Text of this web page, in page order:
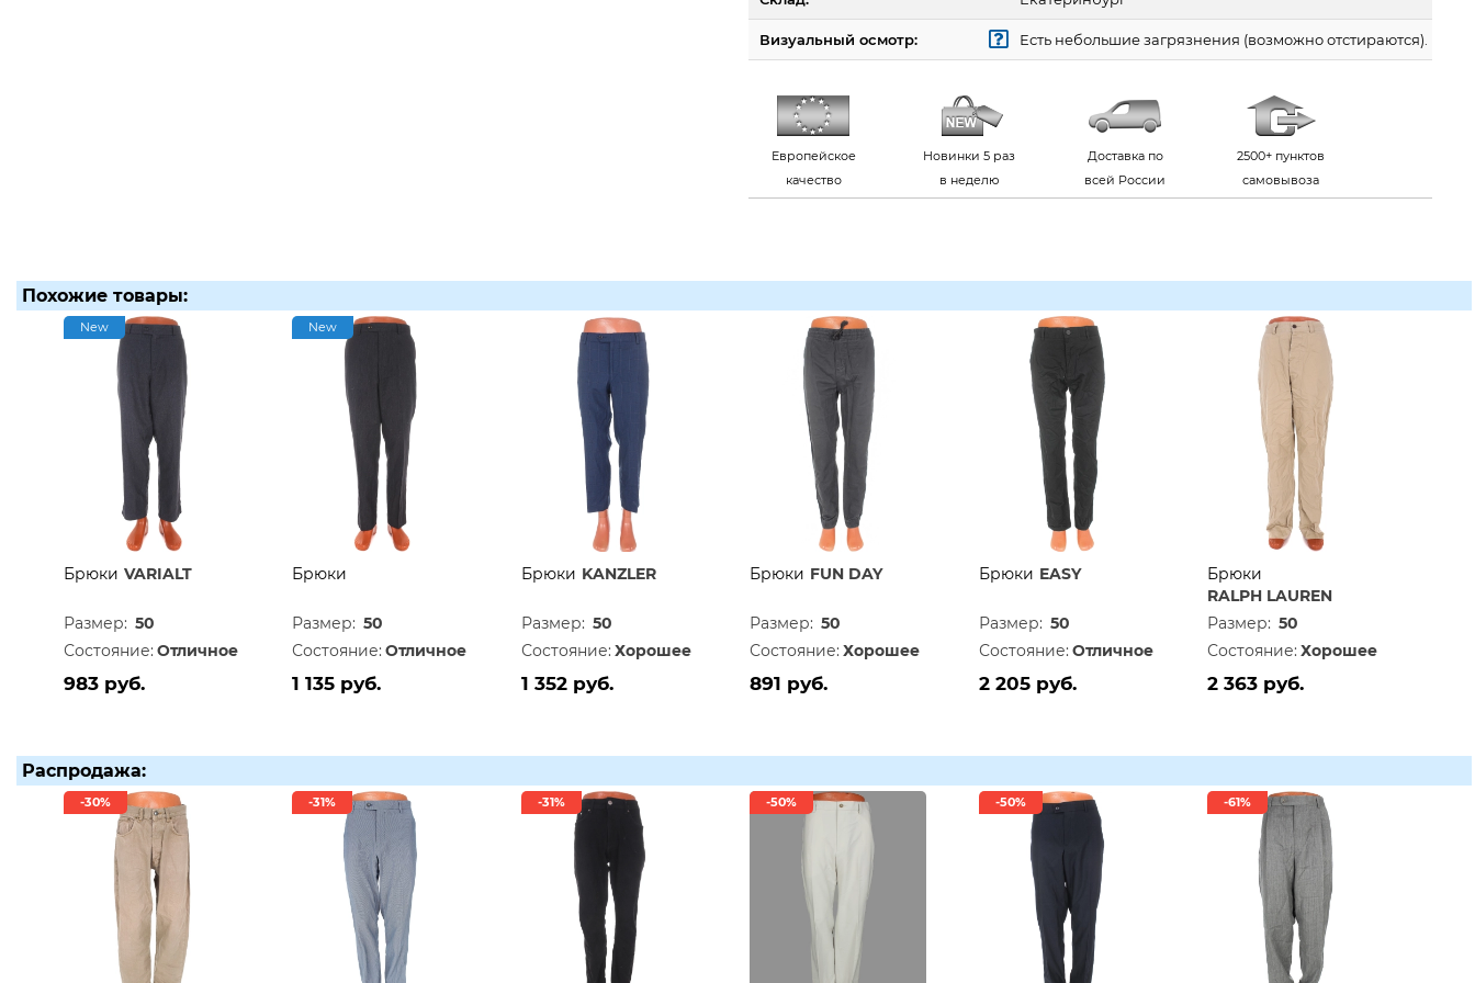
Визуальный осмотр: Есть небольшие загрязнения (возможно отстираются).
Европейское
качество
Новинки 5 раз
в неделю
Доставка по
всей России
2500+ пунктов
самовывоза
Похожие товары:
New
Брюки VARIALT
Размер: 50
Состояние: Отличное
983 руб.
New
Брюки
Размер: 50
Состояние: Отличное
1 135 руб.
Брюки KANZLER
Размер: 50
Состояние: Хорошее
1 352 руб.
Брюки FUN DAY
Размер: 50
Состояние: Хорошее
891 руб.
Брюки EASY
Размер: 50
Состояние: Отличное
2 205 руб.
Брюки
RALPH LAUREN
Размер: 50
Состояние: Хорошее
2 363 руб.
Распродажа:
-30% -31% -31% -50% -50% -61%